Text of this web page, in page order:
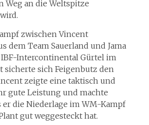
Weg an die Weltspitze
zwischen Vincent
dem Team Sauerland und Jama
IBF-Intercontinental Gürtel im
sich Feigenbutz den
zeigte eine taktisch und
gute Leistung und machte
er die Niederlage im WM-Kampf
gut weggesteckt hat.